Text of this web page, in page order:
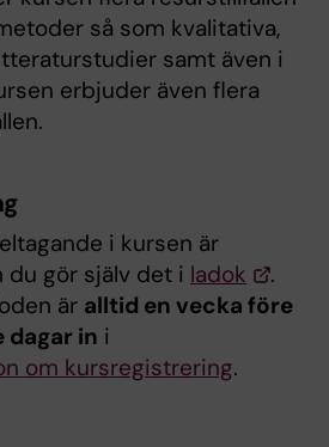
så som kvalitativa,
samt även i
erbjuder även flera
i kursen är
du gör själv det i ladok
.
är alltid en vecka före
in i
om kursregistrering.